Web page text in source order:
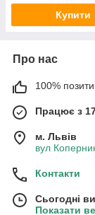
Купити
Про нас
100%
Працює з
м. Львів
вул
Контакти
Сьогодні
Показати